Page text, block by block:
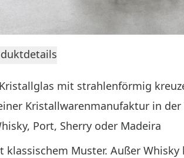
mit strahlenförmig
Kristallwarenmanufaktur in der
Port, Sherry oder Madeira
klassischem Muster. Außer